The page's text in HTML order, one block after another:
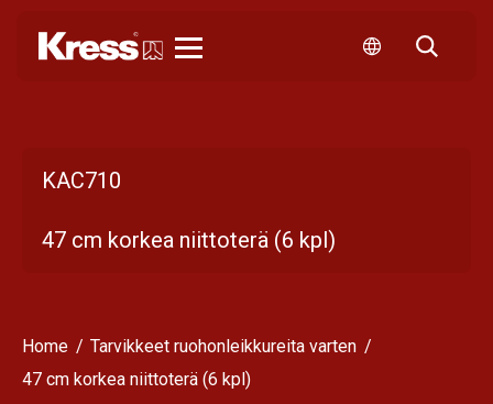
KAC710
47 cm korkea niittoterä (6 kpl)
Home
Tarvikkeet ruohonleikkureita varten
47 cm korkea niittoterä (6 kpl)